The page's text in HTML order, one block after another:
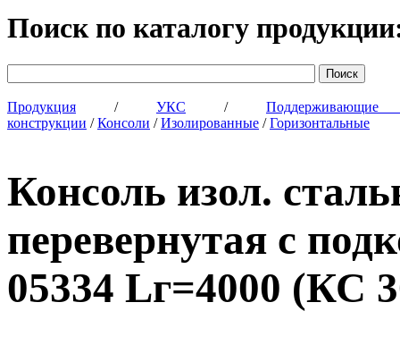
Поиск по каталогу
Продукция / УКС /
конструкции /Консоли /Изолированные /Горизонтальные
Консоль изол.
перевернутая с
05334 Lг=4000 (КС